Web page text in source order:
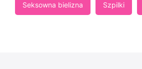
Seksowna bielizna Szpilki